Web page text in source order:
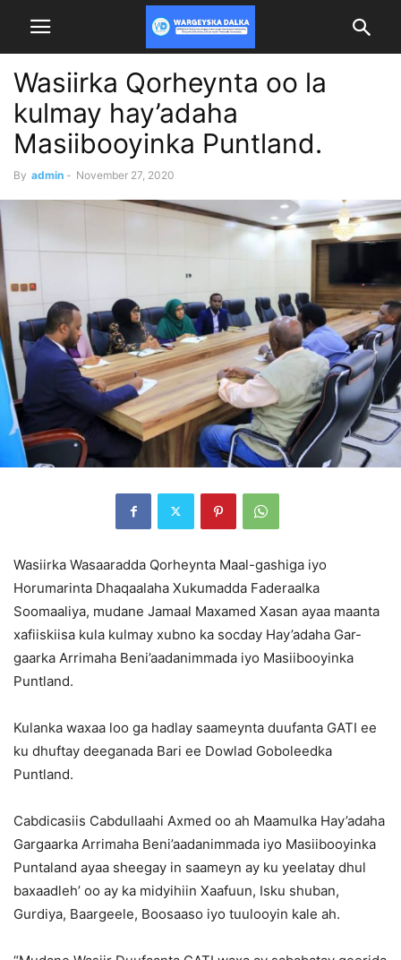
Wasiirka Qorheynta oo la
kulmay hay’adaha
Masiibooyinka Puntland.
By admin - November 27, 2020
Wasiirka Wasaaradda Qorheynta Maal-gashiga iyo
Horumarinta Dhaqaalaha Xukumadda Faderaalka
Soomaaliya, mudane Jamaal Maxamed Xasan ayaa maanta
xafiiskiisa kula kulmay xubno ka socday Hay’adaha Gar-
gaarka Arrimaha Beni’aadanimmada iyo Masiibooyinka
Puntland.
Kulanka waxaa loo ga hadlay saameynta duufanta GATI ee
ku dhuftay deeganada Bari ee Dowlad Goboleedka
Puntland.
Cabdicasiis Cabdullaahi Axmed oo ah Maamulka Hay’adaha
Gargaarka Arrimaha Beni’aadanimmada iyo Masiibooyinka
Puntaland ayaa sheegay in saameyn ay ku yeelatay dhul
baxaadleh’ oo ay ka midyihiin Xaafuun, Isku shuban,
Gurdiya, Baargeele, Boosaaso iyo tuulooyin kale ah.